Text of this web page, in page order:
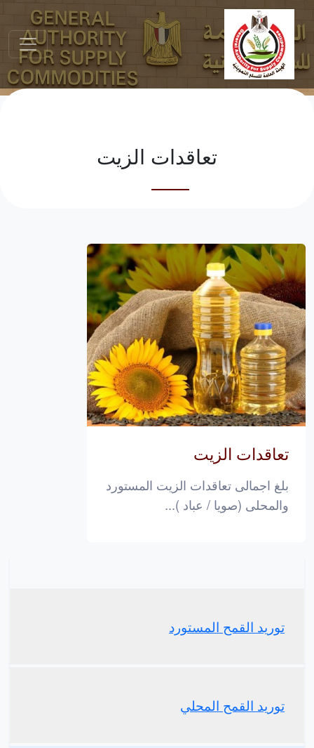
تعاقدات الزيت
توريد القمح المستورد
توريد القمح المحلي
تعاقدات الزيت
بلغ اجمالى تعاقدات الزيت المستورد
والمحلى (صويا / عباد )...